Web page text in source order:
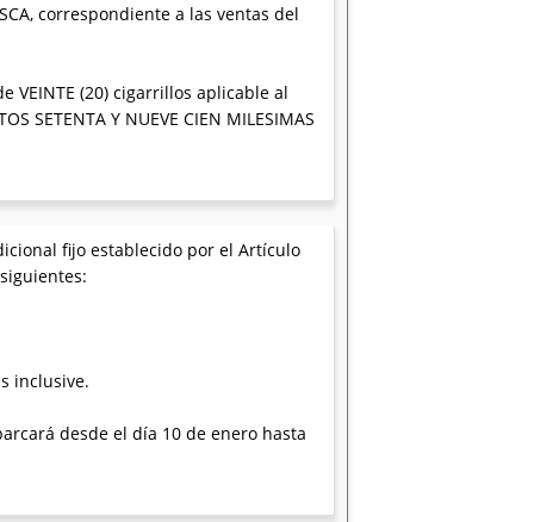
correspondiente a las ventas del
VEINTE (20) cigarrillos aplicable al
SETENTA Y NUEVE CIEN MILESIMAS
fijo establecido por el Artículo
inclusive.
desde el día 10 de enero hasta